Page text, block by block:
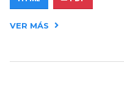
VER MÁS